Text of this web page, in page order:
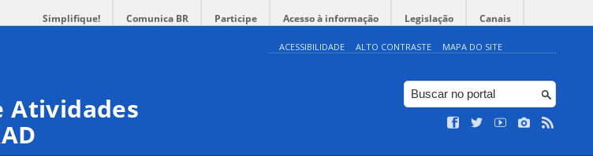
Simplifique! Comunica BR Participe Acesso à informação Legislação Canais
ACESSIBILIDADE ALTO CONTRASTE MAPA DO SITE
Atividades